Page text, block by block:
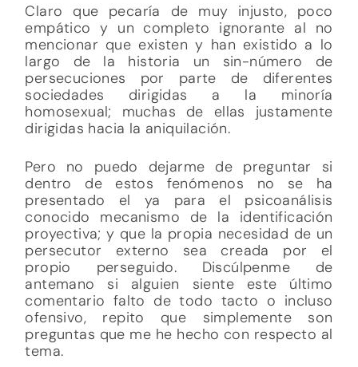
Claro que pecaría de muy injusto, poco
empático y un completo ignorante al no
mencionar que existen y han existido a lo
largo de la historia un sin-número de
persecuciones por parte de diferentes
sociedades dirigidas a la minoría
homosexual; muchas de ellas justamente
dirigidas hacia la aniquilación.
Pero no puedo dejarme de preguntar si
dentro de estos fenómenos no se ha
presentado el ya para el psicoanálisis
conocido mecanismo de la identificación
proyectiva; y que la propia necesidad de un
persecutor externo sea creada por el
propio perseguido. Discúlpenme de
antemano si alguien siente este último
comentario falto de todo tacto o incluso
ofensivo, repito que simplemente son
preguntas que me he hecho con respecto al
tema.